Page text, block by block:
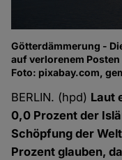
Götterdämmerung -
auf verlorenem Posten
Foto: pixabay.com,
BERLIN. (hpd) Laut
0,0 Prozent der
Schöpfung der
Prozent glauben,